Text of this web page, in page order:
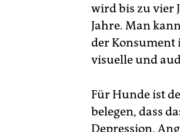
wird bis zu vier
Jahre. Man
der Konsument
visuelle und
Für Hunde ist
belegen, dass
Depression,